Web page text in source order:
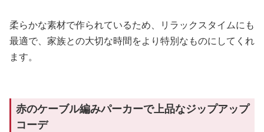
柔らかな素材で作られているため、リラックスタイムにも
最適で、家族との大切な時間をより特別なものにしてくれ
ます。
赤のケーブル編みパーカーで上品なジップアップ
コーデ